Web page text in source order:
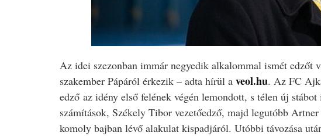
Az idei szezonban immár negyedik alkalommal ismét
szakember Pápáról érkezik – adta hírül a veol.hu. Az FC
edző az idény első felének végén lemondott, s télen új
számítások, Székely Tibor vezetőedző, majd legutóbb
komoly bajban lévő alakulat kispadjáról. Utóbbi távozása